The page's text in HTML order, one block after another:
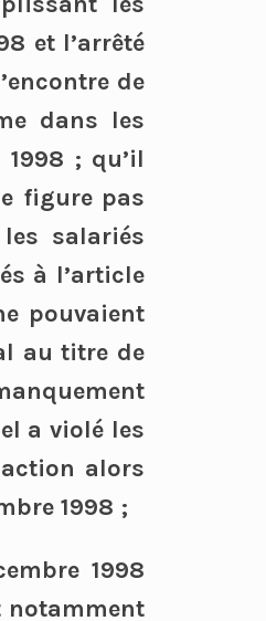
et l’arrêté
de
dans les
; qu’il
figure pas
salariés
à l’article
pouvaient
au titre de
a violé les
alors
1998 ;
1998
notamment